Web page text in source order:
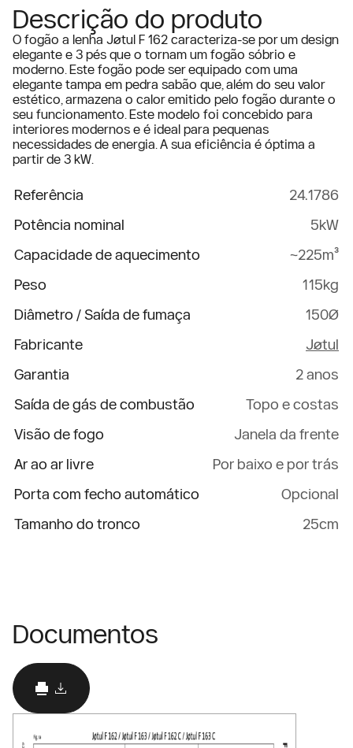
Descrição do produto
O fogão a lenha Jøtul F 162 caracteriza-se por um design
elegante e 3 pés que o tornam um fogão sóbrio e
moderno. Este fogão pode ser equipado com uma
elegante tampa em pedra sabão que, além do seu valor
estético, armazena o calor emitido pelo fogão durante o
seu funcionamento. Este modelo foi concebido para
interiores modernos e é ideal para pequenas
necessidades de energia. A sua eficiência é óptima a
partir de 3 kW.
Referência
24.1786
Potência nominal
5kW
Capacidade de aquecimento
~225m³
Peso
115kg
Diâmetro / Saída de fumaça
150Ø
Fabricante
Jøtul
Garantia
2 anos
Saída de gás de combustão
Topo e costas
Visão de fogo
Janela da frente
Ar ao ar livre
Por baixo e por trás
Porta com fecho automático
Opcional
Tamanho do tronco
25cm
Documentos